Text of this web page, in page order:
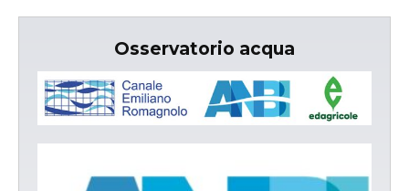
Osservatorio acqua